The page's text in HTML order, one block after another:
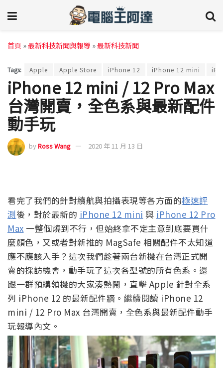
首頁 »最新科技新聞與報導 »最新科技新聞
Tags: Apple Apple Store iPhone 12 iPhone 12 mini
iPhone 12 mini / 12 Pro Max
台灣開賣，全色系與最新配件
動手玩
byRoss Wang 2020 年 11 月 13 日
看完了我們的針對續航與拍攝表現等各方面的極速評
測後，對於最新的 iPhone 12 mini 與 iPhone 12 Pro
Max 一整個燒到不行，但始終拿不定主意到底要買什
麼顏色，又或者對新推的 MagSafe 相關配件不太知道
應不應該入手？這次我們趁著兩台新機在台灣正式開
賣的採訪機會，動手玩了這次各型號的所有色系。還
跟一群預購領機的大家湊熱鬧，直擊 Apple 針對全系
列 iPhone 12 的最新配件牆。繼續閱讀 iPhone 12
mini / 12 Pro Max 台灣開賣，全色系與最新配件動手
玩報導內文。